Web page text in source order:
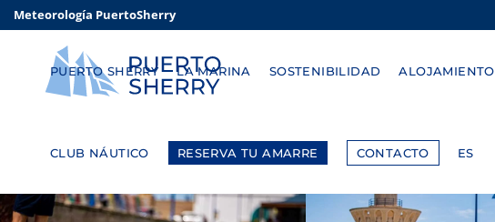
Meteorología PuertoSherry
PUERTO SHERRY LA MARINA SOSTENIBILIDAD ALOJAMIENTO
CLUB NÁUTICO RESERVA TU AMARRE CONTACTO ES